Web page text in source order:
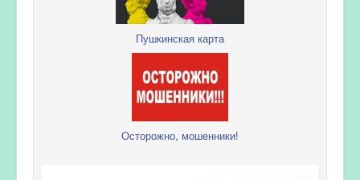
Пушкинская карта
Осторожно, мошенники!